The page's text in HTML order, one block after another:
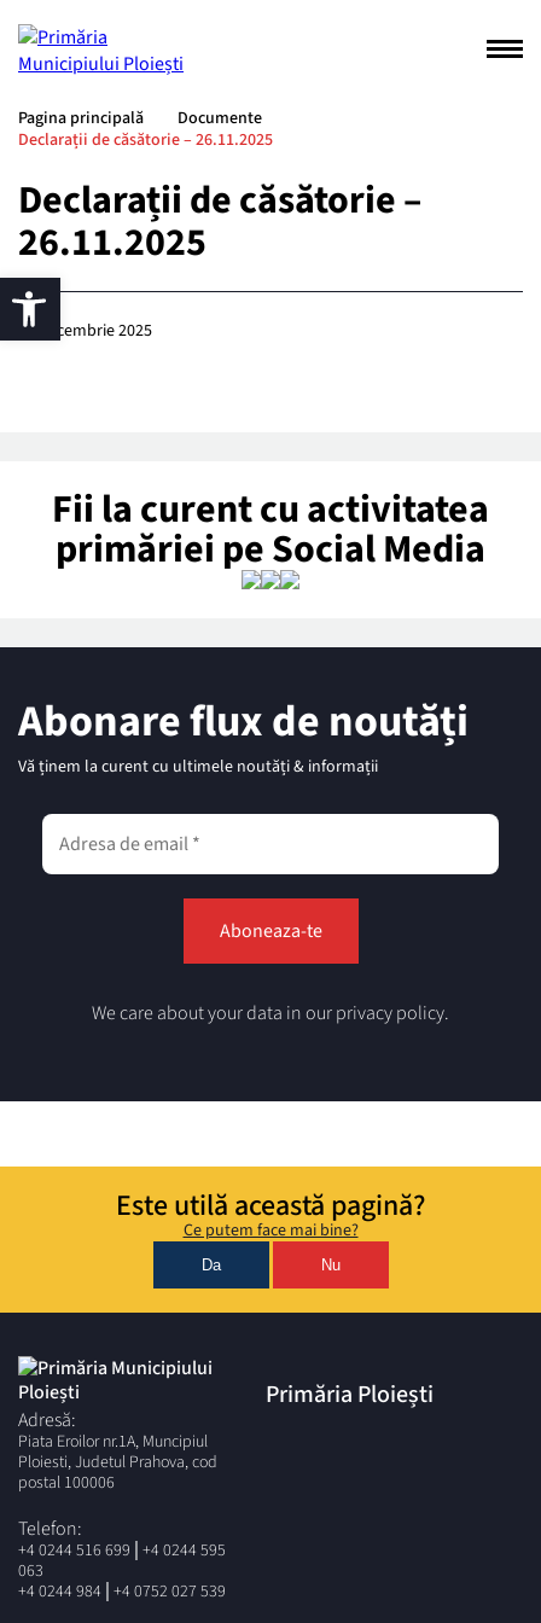
Pagina principală
Documente
Declarații de căsătorie – 26.11.2025
Declarații de căsătorie –
26.11.2025
12 decembrie 2025
Fii la curent cu activitatea
primăriei pe Social Media
Abonare flux de noutăți
Vă ținem la curent cu ultimele noutăți & informații
We care about your data in our privacy policy.
Este utilă această pagină?
Ce putem face mai bine?
Da Nu
Adresă:
Piata Eroilor nr.1A, Muncipiul
Ploiesti, Judetul Prahova, cod
postal 100006
Telefon:
+4 0244 516 699 | +4 0244 595
063
+4 0244 984 | +4 0752 027 539
Primăria Ploiești